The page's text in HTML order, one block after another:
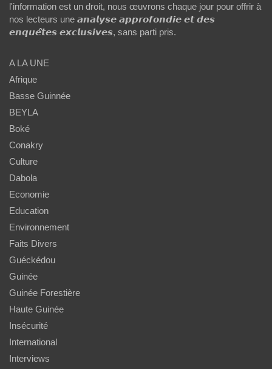
l'information est un droit, nous œuvrons chaque jour pour offrir à
nos lecteurs une 𝙖𝙣𝙖𝙡𝙮𝙨𝙚 𝙖𝙥𝙥𝙧𝙤𝙛𝙤𝙣𝙙𝙞𝙚 𝙚𝙩 𝙙𝙚𝙨
𝙚𝙣𝙦𝙪𝙚̂𝙩𝙚𝙨 𝙚𝙭𝙘𝙡𝙪𝙨𝙞𝙫𝙚𝙨, sans parti pris.
A LA UNE
Afrique
Basse Guinnée
BEYLA
Boké
Conakry
Culture
Dabola
Economie
Education
Environnement
Faits Divers
Guéckédou
Guinée
Guinée Forestière
Haute Guinée
Insécurité
International
Interviews